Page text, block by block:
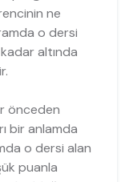
ne
o dersi
altında
önceden
bir anlamda
o dersi alan
puanla